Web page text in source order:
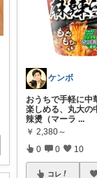
ケンボ
おうちで手軽に中
楽しめる、丸大の
辣燙（マーラ ...
￥ 2,380～
0 0 10
コレ